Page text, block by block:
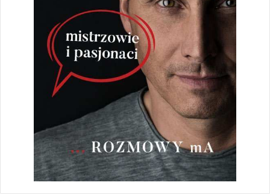
55,00 zł
do
264,00 zł